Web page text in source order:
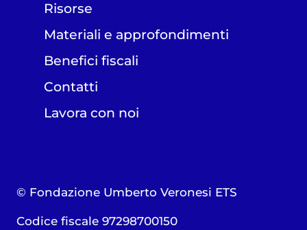
Risorse
Materiali e approfondimenti
Benefici fiscali
Contatti
Lavora con noi
© Fondazione Umberto Veronesi ETS
Codice fiscale 97298700150